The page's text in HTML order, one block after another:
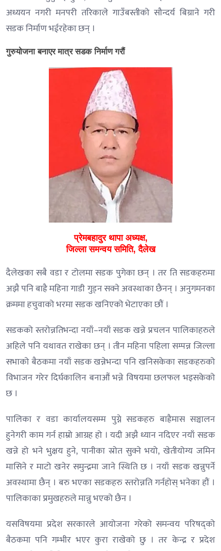
अध्ययन नगरी मनपरी तरिकाले गाउँबस्तीको सौन्दर्य बिग्राने गरी
सडक निर्माण भईरहेका छन् ।
गुरुयोजना बनाएर मात्र सडक निर्माण गरौं
प्रेमबहादुर थापा अध्यक्ष,
जिल्ला समन्वय समिति, दैलेख
दैलेखका सबै वडा र टोलमा सडक पुगेका छन् । तर ति सडकहरुमा
अझै पनि बाह्रै महिना गाडी गुड्न सक्ने अवस्थाका छैनन् । अनुगमनका
क्रममा हचुवाको भरमा सडक खनिएको भेटाएका छौं ।
सडकको स्तरोन्नतिभन्दा नयाँ–नयाँ सडक खन्ने प्रचलन पालिकाहरुले
अहिले पनि यथावत राखेका छन् । तीन महिना पहिला सम्पन्न जिल्ला
सभाको बैठकमा नयाँ सडक खन्नेभन्दा पनि खनिसकेका सडकहरुको
विभाजन गरेर दिर्घकालिन बनाऔं भन्ने विषयमा छलफल भइसकेको
छ ।
पालिका र वडा कार्यालयसम्म पुग्ने सडकहरु बाह्रैमास सञ्चालन
हुनेगरी काम गर्न हाम्रो आग्रह हो । यदी अझै ध्यान नदिएर नयाँ सडक
खन्ने हो भने भुक्षय हुने, पानीका स्रोत सुक्ने भयो, खेतीयोग्य जमिन
मासिने र माटो खनेर समुन्द्रमा जाने स्थिति छ । नयाँ सडक खन्नुपर्ने
अवस्थामा छैन् । बरु भएका सडकहरु स्तरोन्नति गर्नहोस् भनेका हौं ।
पालिकाका प्रमुखहरुले मान्नु भएको छैन ।
यसविषयमा प्रदेश सरकारले आयोजना गरेको समन्वय परिषद्को
बैठकमा पनि गम्भीर भएर कुरा राखेको छु । तर केन्द्र र प्रदेश